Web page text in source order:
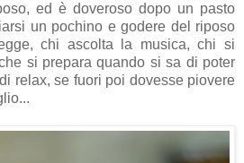
ed è doveroso dopo un pasto
un pochino e godere del riposo
chi ascolta la musica, chi si
si prepara quando si sa di poter
relax, se fuori poi dovesse piovere